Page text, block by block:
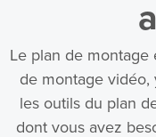
Le plan de
de montage vidéo,
les outils du plan
dont vous avez